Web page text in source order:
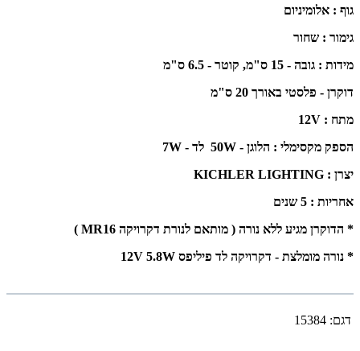
גוף : אלומיניום
גימור : שחור
מידות : גובה - 15 ס"מ, קוטר - 6.5 ס"מ
דוקרן - פלסטי באורך 20 ס"מ
מתח : 12V
הספק מקסימלי : הלוגן - 50W לד - 7W
יצרן : KICHLER LIGHTING
אחריות : 5 שנים
* הדוקרן מגיע ללא נורה ( מותאם לנורת דקרויקה MR16 )
* נורה מומלצת - דקרויקה לד פיליפס 12V 5.8W
דגם: 15384